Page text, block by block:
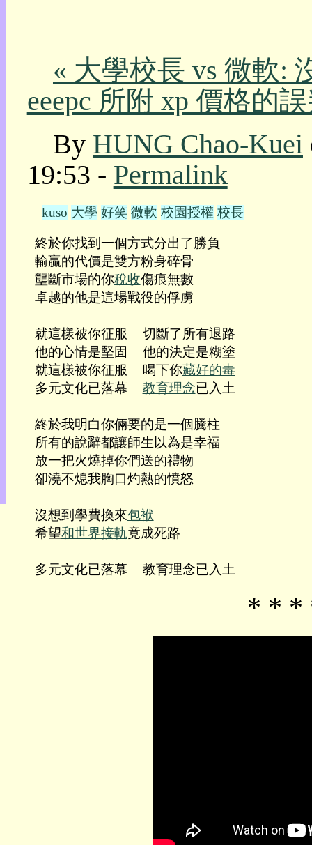
English
« 大學校長 vs 微軟:
eeepc 所附 xp 價格的
By HUNG Chao-Kuei
19:53 - Permalink
kuso 大學 好笑 微軟 校園授權 校長
終於你找到一個方式分出了勝負
輸贏的代價是雙方粉身碎骨
壟斷市場的你稅收傷痕無數
卓越的他是這場戰役的俘虜
就這樣被你征服  切斷了所有退路
他的心情是堅固  他的決定是糊塗
就這樣被你征服  喝下你藏好的毒
多元文化已落幕 教育理念已入土
終於我明白你倆要的是一個騰柱
所有的說辭都讓師生以為是幸福
放一把火燒掉你們送的禮物
卻澆不熄我胸口灼熱的憤怒
沒想到學費換來包袱
希望和世界接軌竟成死路
多元文化已落幕  教育理念已入土
* * *